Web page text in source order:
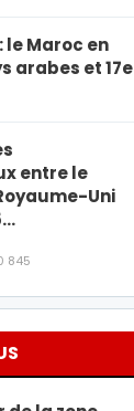
le Maroc en
arabes et 17e
entre le
Uni
845